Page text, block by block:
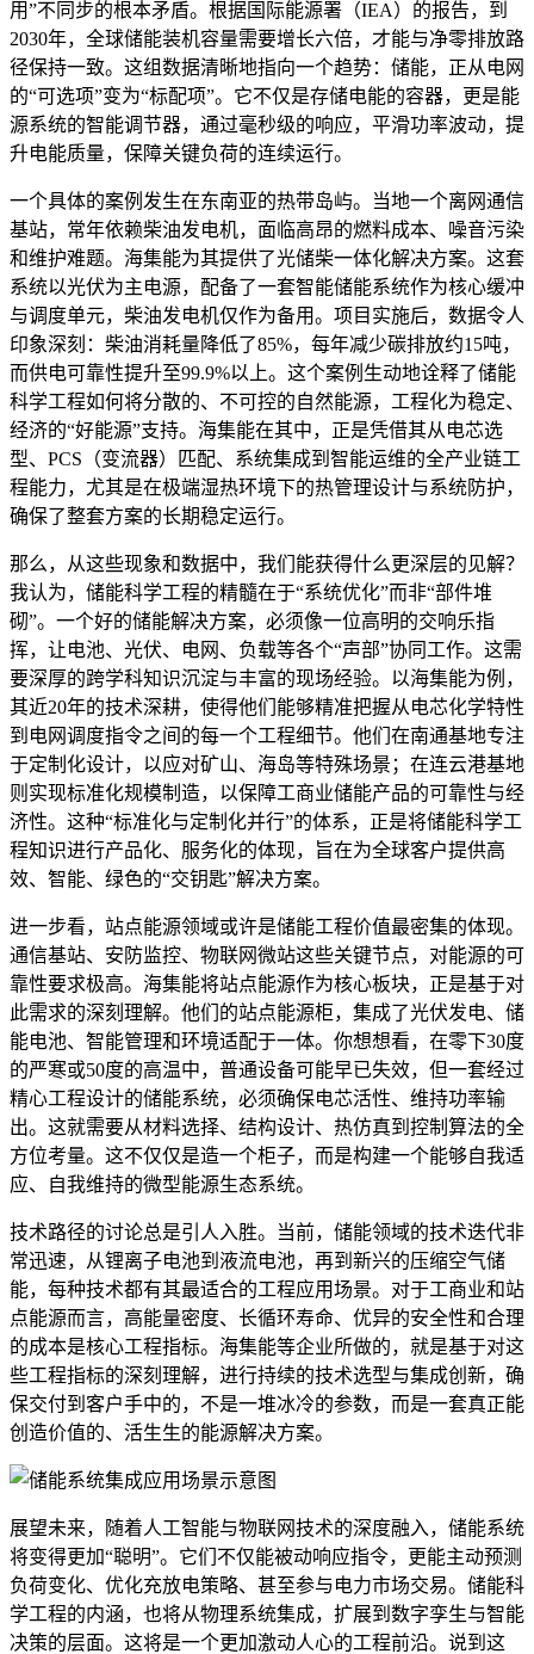
用”不同步的根本矛盾。根据国际能源署（IEA）的报告，到
2030年，全球储能装机容量需要增长六倍，才能与净零排放路
径保持一致。这组数据清晰地指向一个趋势：储能，正从电网
的“可选项”变为“标配项”。它不仅是存储电能的容器，更是能
源系统的智能调节器，通过毫秒级的响应，平滑功率波动，提
升电能质量，保障关键负荷的连续运行。
一个具体的案例发生在东南亚的热带岛屿。当地一个离网通信
基站，常年依赖柴油发电机，面临高昂的燃料成本、噪音污染
和维护难题。海集能为其提供了光储柴一体化解决方案。这套
系统以光伏为主电源，配备了一套智能储能系统作为核心缓冲
与调度单元，柴油发电机仅作为备用。项目实施后，数据令人
印象深刻：柴油消耗量降低了85%，每年减少碳排放约15吨，
而供电可靠性提升至99.9%以上。这个案例生动地诠释了储能
科学工程如何将分散的、不可控的自然能源，工程化为稳定、
经济的“好能源”支持。海集能在其中，正是凭借其从电芯选
型、PCS（变流器）匹配、系统集成到智能运维的全产业链工
程能力，尤其是在极端湿热环境下的热管理设计与系统防护，
确保了整套方案的长期稳定运行。
那么，从这些现象和数据中，我们能获得什么更深层的见解？
我认为，储能科学工程的精髓在于“系统优化”而非“部件堆
砌”。一个好的储能解决方案，必须像一位高明的交响乐指
挥，让电池、光伏、电网、负载等各个“声部”协同工作。这需
要深厚的跨学科知识沉淀与丰富的现场经验。以海集能为例，
其近20年的技术深耕，使得他们能够精准把握从电芯化学特性
到电网调度指令之间的每一个工程细节。他们在南通基地专注
于定制化设计，以应对矿山、海岛等特殊场景；在连云港基地
则实现标准化规模制造，以保障工商业储能产品的可靠性与经
济性。这种“标准化与定制化并行”的体系，正是将储能科学工
程知识进行产品化、服务化的体现，旨在为全球客户提供高
效、智能、绿色的“交钥匙”解决方案。
进一步看，站点能源领域或许是储能工程价值最密集的体现。
通信基站、安防监控、物联网微站这些关键节点，对能源的可
靠性要求极高。海集能将站点能源作为核心板块，正是基于对
此需求的深刻理解。他们的站点能源柜，集成了光伏发电、储
能电池、智能管理和环境适配于一体。你想想看，在零下30度
的严寒或50度的高温中，普通设备可能早已失效，但一套经过
精心工程设计的储能系统，必须确保电芯活性、维持功率输
出。这就需要从材料选择、结构设计、热仿真到控制算法的全
方位考量。这不仅仅是造一个柜子，而是构建一个能够自我适
应、自我维持的微型能源生态系统。
技术路径的讨论总是引人入胜。当前，储能领域的技术迭代非
常迅速，从锂离子电池到液流电池，再到新兴的压缩空气储
能，每种技术都有其最适合的工程应用场景。对于工商业和站
点能源而言，高能量密度、长循环寿命、优异的安全性和合理
的成本是核心工程指标。海集能等企业所做的，就是基于对这
些工程指标的深刻理解，进行持续的技术选型与集成创新，确
保交付到客户手中的，不是一堆冰冷的参数，而是一套真正能
创造价值的、活生生的能源解决方案。
展望未来，随着人工智能与物联网技术的深度融入，储能系统
将变得更加“聪明”。它们不仅能被动响应指令，更能主动预测
负荷变化、优化充放电策略、甚至参与电力市场交易。储能科
学工程的内涵，也将从物理系统集成，扩展到数字孪生与智能
决策的层面。这将是一个更加激动人心的工程前沿。说到这